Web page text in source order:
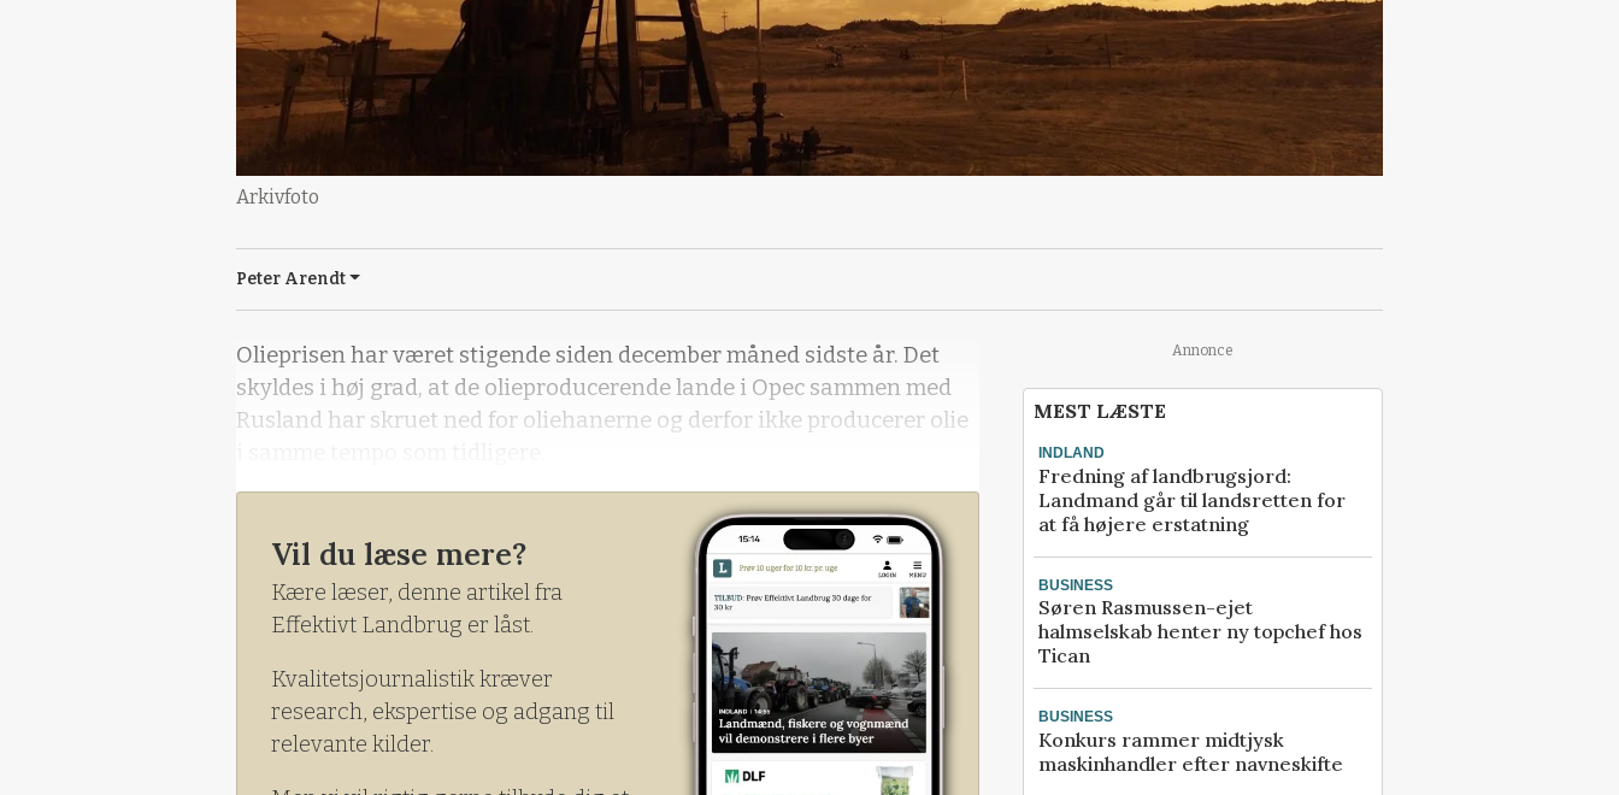
Arkivfoto
Peter Arendt
Olieprisen har været stigende siden december måned sidste år. Det
skyldes i høj grad, at de olieproducerende lande i Opec sammen med
Rusland har skruet ned for oliehanerne og derfor ikke producerer olie
Vil du læse mere?
Kære læser, denne artikel fra
Effektivt Landbrug er låst.
Kvalitetsjournalistik kræver
research, ekspertise og adgang til
relevante kilder.
Annonce
MEST LÆSTE
INDLAND
Fredning af landbrugsjord:
Landmand går til landsretten for
at få højere erstatning
BUSINESS
Søren Rasmussen-ejet
halmselskab henter ny topchef hos
Tican
BUSINESS
Konkurs rammer midtjysk
maskinhandler efter navneskifte